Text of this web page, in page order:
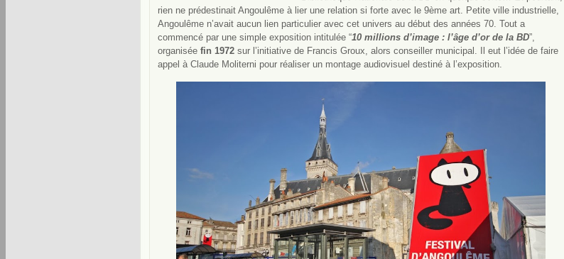
rien ne prédestinait Angoulême à lier une relation si forte avec le 9ème art. Petite ville industrielle,
Angoulême n’avait aucun lien particulier avec cet univers au début des années 70. Tout a
commencé par une simple exposition intitulée “10 millions d’image : l’âge d’or de la BD”,
organisée fin 1972 sur l’initiative de Francis Groux, alors conseiller municipal. Il eut l’idée de faire
appel à Claude Moliterni pour réaliser un montage audiovisuel destiné à l’exposition.